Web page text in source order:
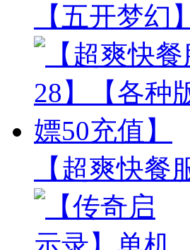
【五开梦
【超爽快